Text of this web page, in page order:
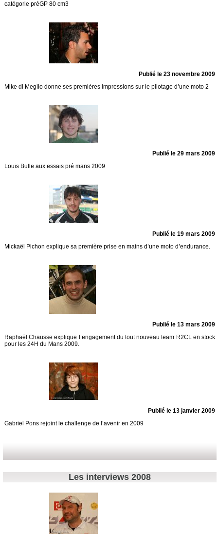
catégorie préGP 80 cm3
Publié le 23 novembre 2009
Mike di Meglio donne ses premières impressions sur le pilotage d’une moto 2
Publié le 29 mars 2009
Louis Bulle aux essais pré mans 2009
Publié le 19 mars 2009
Mickaël Pichon explique sa première prise en mains d’une moto d’endurance.
Publié le 13 mars 2009
Raphaël Chausse explique l’engagement du tout nouveau team R2CL en stock
pour les 24H du Mans 2009.
Publié le 13 janvier 2009
Gabriel Pons rejoint le challenge de l’avenir en 2009
Les interviews 2008